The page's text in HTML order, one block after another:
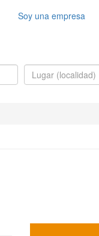
Soy una empresa